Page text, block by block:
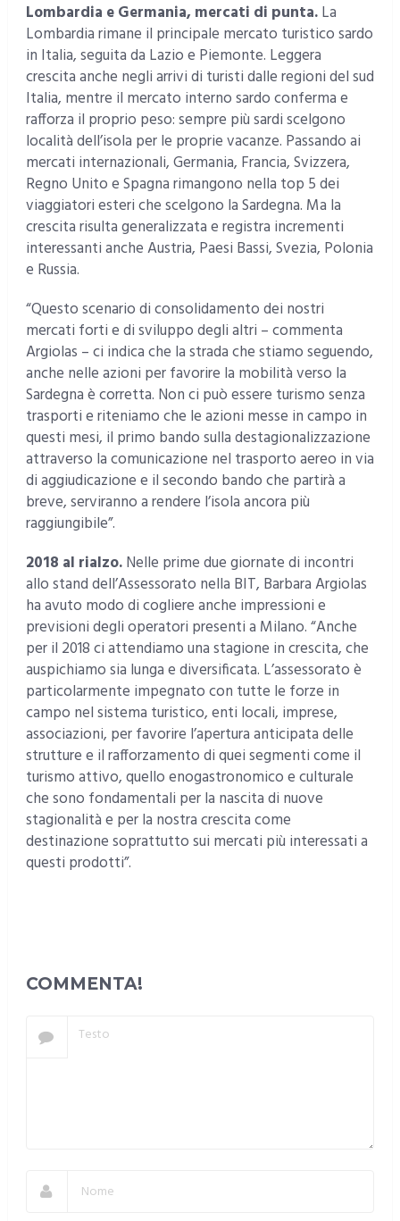
Lombardia e Germania, mercati di punta.La
Lombardia rimane il principale mercato turistico sardo
in Italia, seguita da Lazio e Piemonte. Leggera
crescita anche negli arrivi di turisti dalle regioni del sud
Italia, mentre il mercato interno sardo conferma e
rafforza il proprio peso: sempre più sardi scelgono
località dell’isola per le proprie vacanze. Passando ai
mercati internazionali, Germania, Francia, Svizzera,
Regno Unito e Spagna rimangono nella top 5 dei
viaggiatori esteri che scelgono la Sardegna. Ma la
crescita risulta generalizzata e registra incrementi
interessanti anche Austria, Paesi Bassi, Svezia, Polonia
e Russia.
“Questo scenario di consolidamento dei nostri
mercati forti e di sviluppo degli altri – commenta
Argiolas – ci indica che la strada che stiamo seguendo,
anche nelle azioni per favorire la mobilità verso la
Sardegna è corretta. Non ci può essere turismo senza
trasporti e riteniamo che le azioni messe in campo in
questi mesi, il primo bando sulla destagionalizzazione
attraverso la comunicazione nel trasporto aereo in via
di aggiudicazione e il secondo bando che partirà a
breve, serviranno a rendere l’isola ancora più
raggiungibile”.
2018 al rialzo.Nelle prime due giornate di incontri
allo stand dell’Assessorato nella BIT, Barbara Argiolas
ha avuto modo di cogliere anche impressioni e
previsioni degli operatori presenti a Milano. “Anche
per il 2018 ci attendiamo una stagione in crescita, che
auspichiamo sia lunga e diversificata. L’assessorato è
particolarmente impegnato con tutte le forze in
campo nel sistema turistico, enti locali, imprese,
associazioni, per favorire l’apertura anticipata delle
strutture e il rafforzamento di quei segmenti come il
turismo attivo, quello enogastronomico e culturale
che sono fondamentali per la nascita di nuove
stagionalità e per la nostra crescita come
destinazione soprattutto sui mercati più interessati a
questi prodotti”.
COMMENTA!